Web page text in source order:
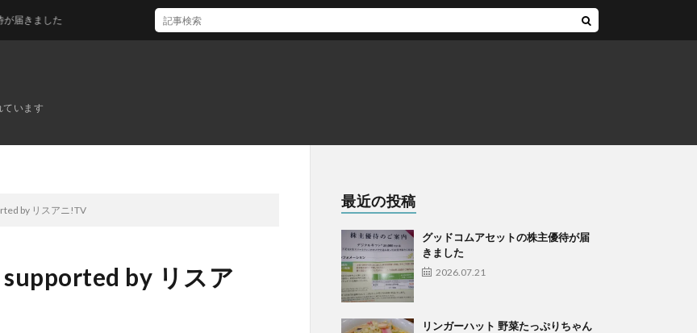
います
ました
by リスアニ!TV
by リスア
最近の投稿
グッドコムアセットの株主優待が届
きました
2026.07.21
リンガーハット 野菜たっぷりちゃん